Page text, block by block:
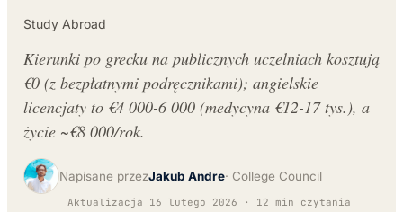
Study Abroad
Kierunki po grecku na publicznych uczelniach kosztują
€0 (z bezpłatnymi podręcznikami); angielskie
licencjaty to €4 000-6 000 (medycyna €12-17 tys.), a
życie ~€8 000/rok.
Napisane przezJakub Andre College Council
Aktualizacja 16 lutego 2026 · 12 min czytania